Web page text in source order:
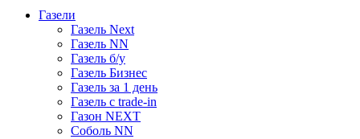
Газели
Газель Next
Газель NN
Газель б/у
Газель Бизнес
Газель за 1 день
Газель с trade-in
Газон NEXT
Соболь NN